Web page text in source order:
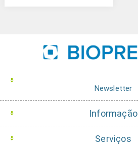
Newsletter
Informação
Serviços